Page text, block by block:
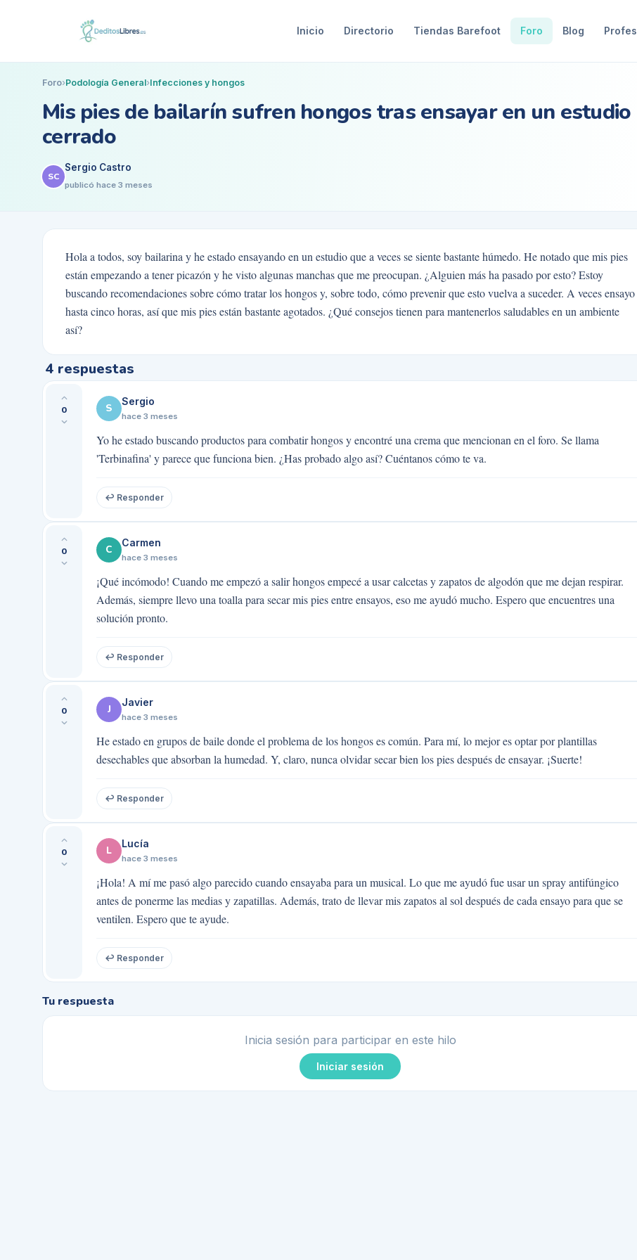
Inicio Directorio Tiendas Barefoot Foro Blog
Foro›Podología General›Infecciones y hongos
Mis pies de bailarín sufren hongos tras ensayar en un estudio
cerrado
SC
Sergio Castro
publicó hace 3 meses
Hola a todos, soy bailarina y he estado ensayando en un estudio que a veces se siente bastante húmedo. He notado que mis pies
están empezando a tener picazón y he visto algunas manchas que me preocupan. ¿Alguien más ha pasado por esto? Estoy
buscando recomendaciones sobre cómo tratar los hongos y, sobre todo, cómo prevenir que esto vuelva a suceder. A veces ensayo
hasta cinco horas, así que mis pies están bastante agotados. ¿Qué consejos tienen para mantenerlos saludables en un ambiente
así?
4 respuestas
0 S
Sergio
hace 3 meses
Yo he estado buscando productos para combatir hongos y encontré una crema que mencionan en el foro. Se llama
'Terbinafina' y parece que funciona bien. ¿Has probado algo así? Cuéntanos cómo te va.
↩ Responder
0 C
Carmen
hace 3 meses
¡Qué incómodo! Cuando me empezó a salir hongos empecé a usar calcetas y zapatos de algodón que me dejan respirar.
Además, siempre llevo una toalla para secar mis pies entre ensayos, eso me ayudó mucho. Espero que encuentres una
solución pronto.
↩ Responder
0 J
Javier
hace 3 meses
He estado en grupos de baile donde el problema de los hongos es común. Para mí, lo mejor es optar por plantillas
desechables que absorban la humedad. Y, claro, nunca olvidar secar bien los pies después de ensayar. ¡Suerte!
↩ Responder
0 L
Lucía
hace 3 meses
¡Hola! A mí me pasó algo parecido cuando ensayaba para un musical. Lo que me ayudó fue usar un spray antifúngico
antes de ponerme las medias y zapatillas. Además, trato de llevar mis zapatos al sol después de cada ensayo para que se
ventilen. Espero que te ayude.
↩ Responder
Tu respuesta
Inicia sesión para participar en este hilo
Iniciar sesión